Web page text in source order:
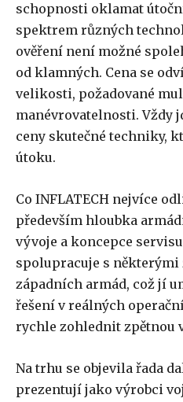
schopnosti oklamat
spektrem různých
ověření není možné
od klamných. Cena se
velikosti, požadované
manévrovatelnosti. Vždy
ceny skutečné techniky,
útoku.
Co INFLATECH nejvíce
především hloubka
vývoje a koncepce
spolupracuje s
západních armád, což jí
řešení v reálných
rychle zohlednit zpětnou
Na trhu se objevila řada
prezentují jako výrobci